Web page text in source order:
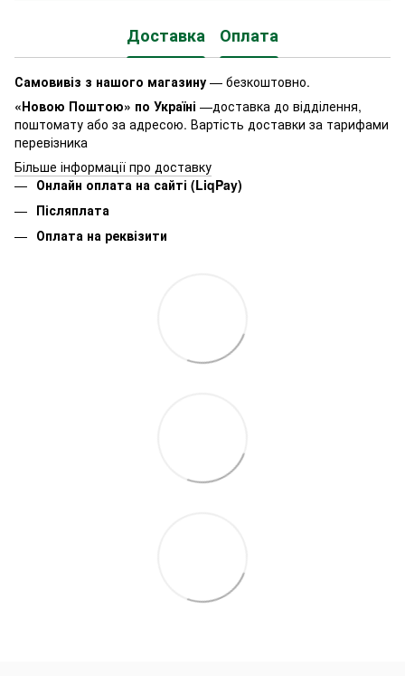
Доставка Оплата
Самовивіз з нашого магазину — безкоштовно.
«Новою Поштою» по Україні —доставка до відділення,
поштомату або за адресою. Вартість доставки за тарифами
перевізника
Більше інформації про доставку
Онлайн оплата на сайті (LiqPay)
Післяплата
Оплата на реквізити